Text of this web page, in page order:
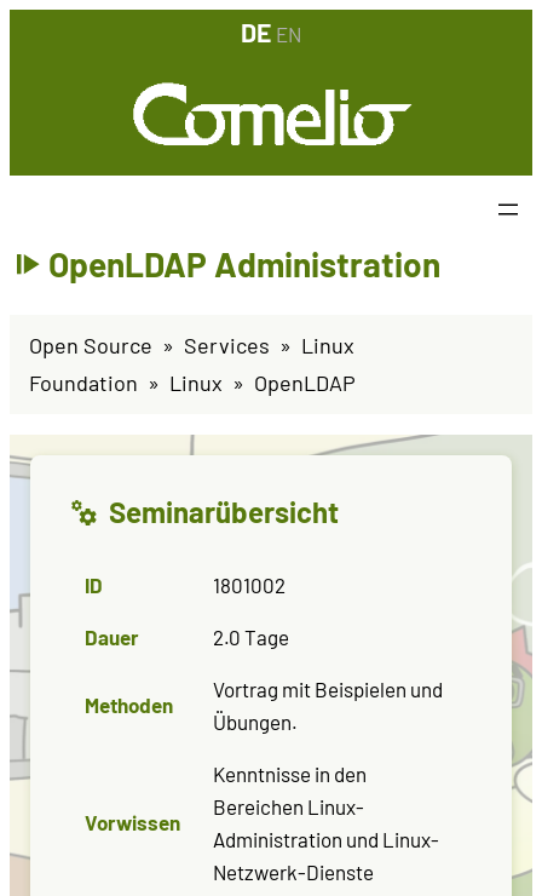
DE EN
OpenLDAP Administration
Open Source Services
Linux
Foundation
Linux OpenLDAP
Seminarübersicht
ID 1801002
Dauer 2.0 Tage
Methoden
Vortrag mit Beispielen und
Übungen.
Vorwissen
Kenntnisse in den
Bereichen Linux-
Administration und Linux-
Netzwerk-Dienste